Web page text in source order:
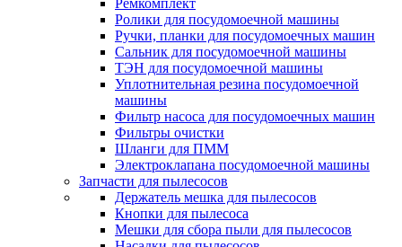
Ремкомплект
Ролики для посудомоечной машины
Ручки, планки для посудомоечных машин
Сальник для посудомоечной машины
ТЭН для посудомоечной машины
Уплотнительная резина посудомоечной
машины
Фильтр насоса для посудомоечных машин
Фильтры очистки
Шланги для ПММ
Электроклапана посудомоечной машины
Запчасти для пылесосов
Держатель мешка для пылесосов
Кнопки для пылесоса
Мешки для сбора пыли для пылесосов